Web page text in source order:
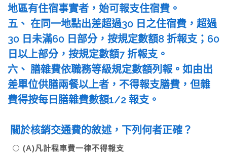
地區有住宿事實者，始可報支住宿費。
五、 在同一地點出差超過30 日之住宿費，超過
30 日未滿60 日部分，按規定數額8 折報支；60
日以上部分，按規定數額7 折報支。
六、 膳雜費依職務等級規定數額列報。如由出
差單位供膳兩餐以上者，不得報支膳費，但雜
費得按每日膳雜費數額1/2 報支。
關於核銷交通費的敘述，下列何者正確？
(A)凡計程車費一律不得報支